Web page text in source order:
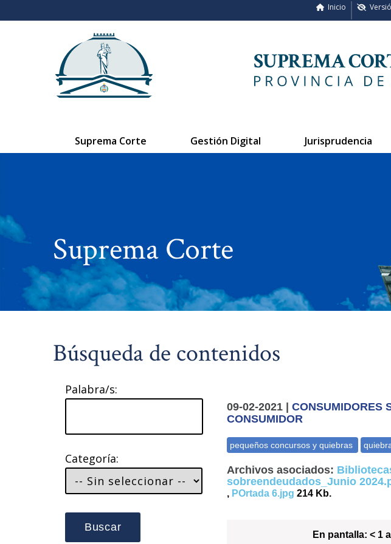
Inicio
Suprema Corte Gestión Digital Jurisprudencia
Suprema Corte
Búsqueda de contenidos
Palabra/s:
Categoría:
Buscar
09-02-2021 | CONSUMIDORES
CONSUMIDOR
Archivos asociados:
sobreendeudados_Junio
, POrtada 6.jpg 214 Kb.
En pantalla: < 1